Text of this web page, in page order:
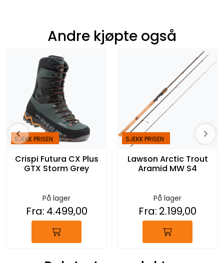
Andre kjøpte også
SJEKK PRISEN
Crispi Futura CX Plus
GTX Storm Grey
På lager
Fra: 4.499,00
SJEKK PRISEN
Lawson Arctic Trout
Aramid MW S4
På lager
Fra: 2.199,00